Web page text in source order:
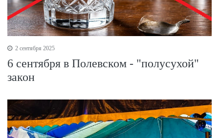
2 сентября 2025
6 сентября в Полевском - "полусухой"
закон